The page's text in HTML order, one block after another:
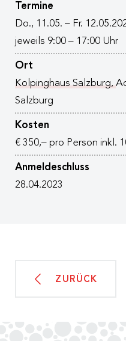
Termine
Do., 11.05. – Fr.
jeweils 9:00 – 17:00 Uhr
Ort
Kolpinghaus Salzburg,
Salzburg
Kosten
€ 350,– pro Person inkl.
Anmeldeschluss
28.04.2023
ZURÜCK